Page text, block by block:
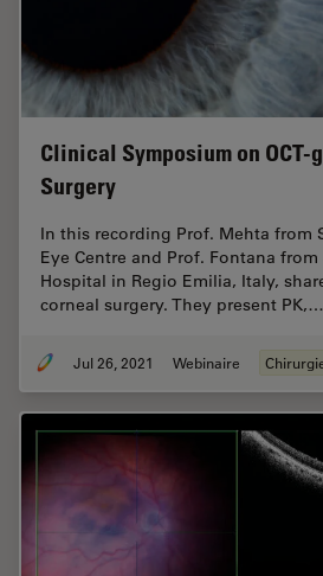
Clinical Symposium on OCT-
Surgery
In this recording Prof. Mehta from
Eye Centre and Prof. Fontana
Hospital in Regio Emilia, Italy,
corneal surgery. They present PK,…
Jul 26, 2021 Webinaire